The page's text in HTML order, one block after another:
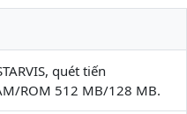
quét tiến
ROM 512 MB/128 MB.